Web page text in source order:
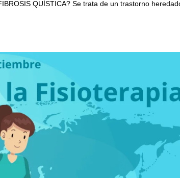
QUÍSTICA? Se trata de un trastorno